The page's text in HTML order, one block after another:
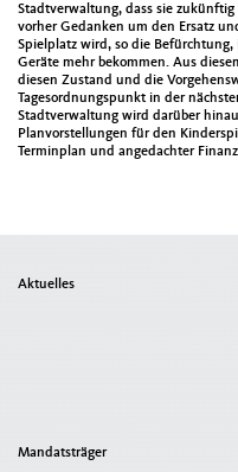
Stadtverwaltung, dass sie
vorher Gedanken um den Ersatz
Spielplatz wird, so die
Geräte mehr bekommen. Aus
diesen Zustand und die
Tagesordnungspunkt in der
Stadtverwaltung wird darüber
Planvorstellungen für den
Terminplan und angedachter
Seitenübersicht
Aktuelles
Mandatsträger